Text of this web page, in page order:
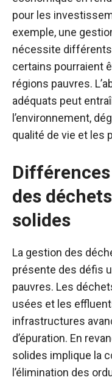
pour les
exemple, une
nécessite
certains pourraient
régions pauvres.
adéquats peut
l’environnement,
qualité de vie et les
des
solides
La gestion des
présente des défis
pauvres. Les
usées et les
infrastructures
d’épuration. En
solides implique la
l’élimination des